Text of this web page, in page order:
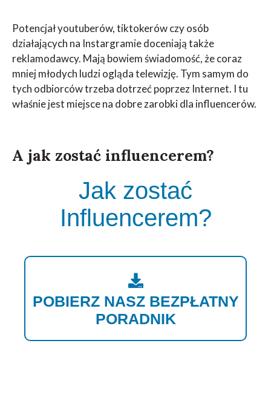
Potencjał youtuberów, tiktokerów czy osób
działających na Instargramie doceniają także
reklamodawcy. Mają bowiem świadomość, że coraz
mniej młodych ludzi ogląda telewizję. Tym samym do
tych odbiorców trzeba dotrzeć poprzez Internet. I tu
właśnie jest miejsce na dobre zarobki dla influencerów.
A jak zostać influencerem?
Jak zostać
Influencerem?
POBIERZ NASZ BEZPŁATNY
PORADNIK